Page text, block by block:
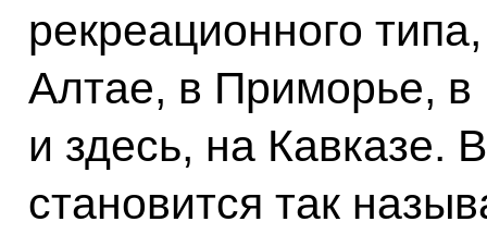
рекреационного
Алтае, в Приморье, в
и здесь, на Кавказе.
становится так